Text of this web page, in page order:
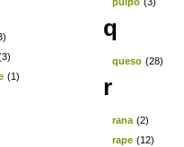
(1)
q
queso (28)
r
rana (2)
rape (12)